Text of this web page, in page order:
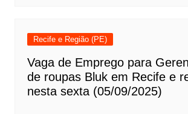
Recife e Região (PE)
Vaga de Emprego para
de roupas Bluk em Recife e
nesta sexta (05/09/2025)